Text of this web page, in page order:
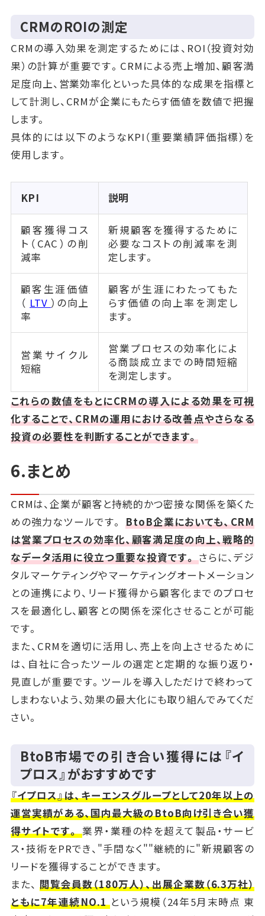
CRMのROIの測定
CRMの導入効果を測定するためには、ROI（投資対効
果）の計算が重要です。CRMによる売上増加、顧客満
足度向上、営業効率化といった具体的な成果を指標と
して計測し、CRMが企業にもたらす価値を数値で把握
します。
具体的には以下のようなKPI（重要業績評価指標）を
使用します。
KPI 説明
顧客獲得コス
ト（CAC）の削
減率
新規顧客を獲得するために
必要なコストの削減率を測
定します。
顧客生涯価値
（ LTV）の向上
率
顧客が生涯にわたってもた
らす価値の向上率を測定し
ます。
営業サイクル
短縮
営業プロセスの効率化によ
る商談成立までの時間短縮
を測定します。
これらの数値をもとにCRMの導入による効果を可視
化することで、CRMの運用における改善点やさらなる
投資の必要性を判断することができます。
6.まとめ
CRMは、企業が顧客と持続的かつ密接な関係を築くた
めの強力なツールです。BtoB企業においても、CRM
は営業プロセスの効率化、顧客満足度の向上、戦略的
なデータ活用に役立つ重要な投資です。さらに、デジ
タルマーケティングやマーケティングオートメーション
との連携により、リード獲得から顧客化までのプロセ
スを最適化し、顧客との関係を深化させることが可能
です。
また、CRMを適切に活用し、売上を向上させるために
は、自社に合ったツールの選定と定期的な振り返り・
見直しが重要です。ツールを導入しただけで終わって
しまわないよう、効果の最大化にも取り組んでみてくだ
さい。
BtoB市場での引き合い獲得には『イ
プロス』がおすすめです
『イプロス』は、キーエンスグループとして20年以上の
運営実績がある、国内最大級のBtoB向け引き合い獲
得サイトです。業界・業種の枠を超えて製品・サービ
ス・技術をPRでき、"手間なく""継続的に"新規顧客の
リードを獲得することができます。
また、 閲覧会員数（180万人）、出展企業数（6.3万社）
ともに7年連続NO.1という規模（24年5月末時点 東